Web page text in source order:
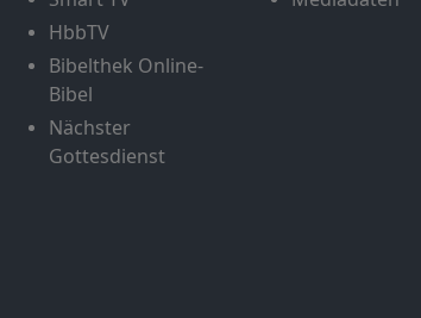
HbbTV
Bibelthek Online-
Bibel
Nächster
Gottesdienst